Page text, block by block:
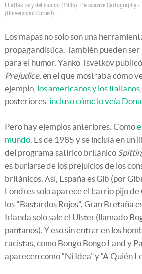
El atlas tory del mundo (1985). Persuasive Cartography -
(Universidad Cornell)
Los mapas no solo son una
propagandística. También pueden
para el humor. Yanko Tsvetkov
Prejudice, en el que mostraba cómo
ejemplo, los americanos y los italianos
posteriores, incluso cómo lo veía
Pero hay ejemplos anteriores. Como
mundo. Es de 1985 y se incluía en un
del programa satírico británico
es burlarse de los prejuicios de los
británicos. Así, España es Gib (por
Londres solo aparece el barrio pijo de
los "Bastardos Rojos", Gran Bretaña
Irlanda solo sale el Ulster (llamado
pantanos). Y eso sin entrar en los
racistas, como Bongo Bongo Land y
aparecen como “Ni Idea” y “A Quién